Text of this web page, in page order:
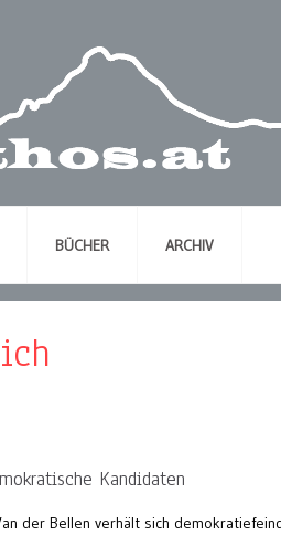
BÜCHER ARCHIV
Kandidaten
der Bellen verhält sich